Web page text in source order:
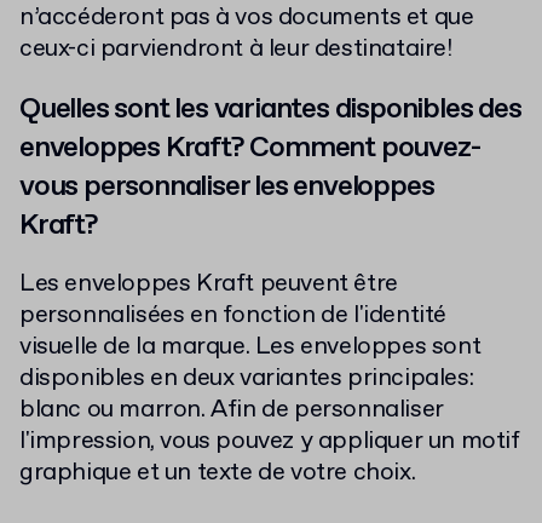
n’accéderont pas à vos documents et que
ceux-ci parviendront à leur destinataire!
Quelles sont les variantes disponibles des
enveloppes Kraft? Comment pouvez-
vous personnaliser les enveloppes
Kraft?
Les enveloppes Kraft peuvent être
personnalisées en fonction de l'identité
visuelle de la marque. Les enveloppes sont
disponibles en deux variantes principales:
blanc ou marron. Afin de personnaliser
l'impression, vous pouvez y appliquer un motif
graphique et un texte de votre choix.